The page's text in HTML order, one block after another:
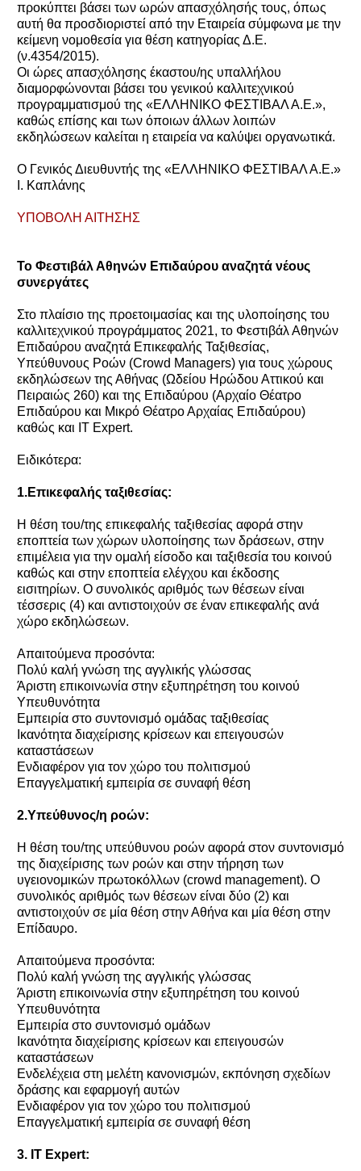
προκύπτει βάσει των ωρών απασχόλησής τους, όπως
αυτή θα προσδιοριστεί από την Εταιρεία σύμφωνα με την
κείμενη νομοθεσία για θέση κατηγορίας Δ.Ε.
(ν.4354/2015).
Οι ώρες απασχόλησης έκαστου/ης υπαλλήλου
διαμορφώνονται βάσει του γενικού καλλιτεχνικού
προγραμματισμού της «ΕΛΛΗΝΙΚΟ ΦΕΣΤΙΒΑΛ Α.Ε.»,
καθώς επίσης και των όποιων άλλων λοιπών
εκδηλώσεων καλείται η εταιρεία να καλύψει οργανωτικά.
Ο Γενικός Διευθυντής της «ΕΛΛΗΝΙΚΟ ΦΕΣΤΙΒΑΛ Α.Ε.»
Ι. Καπλάνης
ΥΠΟΒΟΛΗ ΑΙΤΗΣΗΣ
Το Φεστιβάλ Αθηνών Επιδαύρου αναζητά νέους
συνεργάτες
Στο πλαίσιο της προετοιμασίας και της υλοποίησης του
καλλιτεχνικού προγράμματος 2021, το Φεστιβάλ Αθηνών
Επιδαύρου αναζητά Επικεφαλής Ταξιθεσίας,
Υπεύθυνους Ροών (Crowd Managers) για τους χώρους
εκδηλώσεων της Αθήνας (Ωδείου Ηρώδου Αττικού και
Πειραιώς 260) και της Επιδαύρου (Αρχαίο Θέατρο
Επιδαύρου και Μικρό Θέατρο Αρχαίας Επιδαύρου)
καθώς και IT Expert.
Ειδικότερα:
1.Επικεφαλής ταξιθεσίας:
Η θέση του/της επικεφαλής ταξιθεσίας αφορά στην
εποπτεία των χώρων υλοποίησης των δράσεων, στην
επιμέλεια για την ομαλή είσοδο και ταξιθεσία του κοινού
καθώς και στην εποπτεία ελέγχου και έκδοσης
εισιτηρίων. Ο συνολικός αριθμός των θέσεων είναι
τέσσερις (4) και αντιστοιχούν σε έναν επικεφαλής ανά
χώρο εκδηλώσεων.
Απαιτούμενα προσόντα:
Πολύ καλή γνώση της αγγλικής γλώσσας
Άριστη επικοινωνία στην εξυπηρέτηση του κοινού
Υπευθυνότητα
Εμπειρία στο συντονισμό ομάδας ταξιθεσίας
Ικανότητα διαχείρισης κρίσεων και επειγουσών
καταστάσεων
Ενδιαφέρον για τον χώρο του πολιτισμού
Επαγγελματική εμπειρία σε συναφή θέση
2.Υπεύθυνος/η ροών:
Η θέση του/της υπεύθυνου ροών αφορά στον συντονισμό
της διαχείρισης των ροών και στην τήρηση των
υγειονομικών πρωτοκόλλων (crowd management). Ο
συνολικός αριθμός των θέσεων είναι δύο (2) και
αντιστοιχούν σε μία θέση στην Αθήνα και μία θέση στην
Επίδαυρο.
Απαιτούμενα προσόντα:
Πολύ καλή γνώση της αγγλικής γλώσσας
Άριστη επικοινωνία στην εξυπηρέτηση του κοινού
Υπευθυνότητα
Εμπειρία στο συντονισμό ομάδων
Ικανότητα διαχείρισης κρίσεων και επειγουσών
καταστάσεων
Ενδελέχεια στη μελέτη κανονισμών, εκπόνηση σχεδίων
δράσης και εφαρμογή αυτών
Ενδιαφέρον για τον χώρο του πολιτισμού
Επαγγελματική εμπειρία σε συναφή θέση
3. IT Expert: